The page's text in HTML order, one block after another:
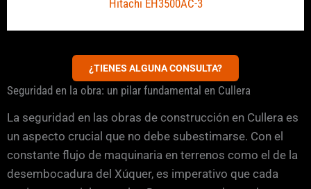
Hitachi EH3500AC-3
¿TIENES ALGUNA CONSULTA?
Seguridad en la obra: un pilar fundamental en Cullera
La seguridad en las obras de construcción en Cullera es
un aspecto crucial que no debe subestimarse. Con el
constante flujo de maquinaria en terrenos como el de la
desembocadura del Xúquer, es imperativo que cada